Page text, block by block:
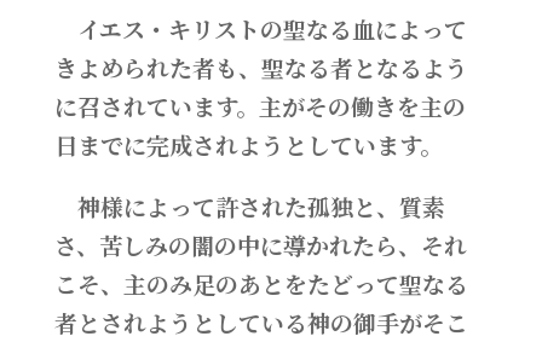
イエス・キリストの聖なる血によって
きよめられた者も、聖なる者となるよう
に召されています。主がその働きを主の
日までに完成されようとしています。
神様によって許された孤独と、質素
さ、苦しみの闇の中に導かれたら、それ
こそ、主のみ足のあとをたどって聖なる
者とされようとしている神の御手がそこ